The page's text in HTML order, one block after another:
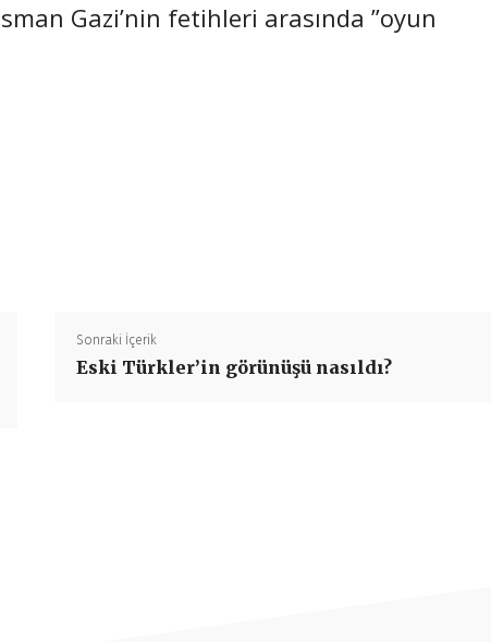
Gazi’nin fetihleri arasında ”oyun
Sonraki İçerik
Eski Türkler’in görünüşü nasıldı?